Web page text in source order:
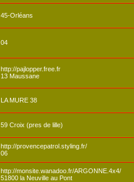
45-Orléans
04
http://pajlopper.free.fr
13 Maussane
LA MURE 38
59 Croix (pres de lille)
http://provencepatrol.styling.fr/
06
http://monsite.wanadoo.fr/ARGONNE.4x4/
51800 la Neuville au Pont